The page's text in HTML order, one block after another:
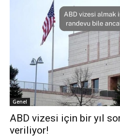
Genel
ABD vizesi için bir yıl
veriliyor!